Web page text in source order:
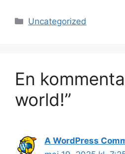
Kategorier
Uncategorized
En
world!”
A WordPress